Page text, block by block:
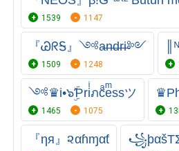
1539 1147
『ᏊᖇᎦ』༺a̶n̶d̶r̶i̶༻
1509 1248
༺♛i•๖ۣۜƤriͥภcͣeͫssツ
1465 1075
『ηя』૨αɦɱαƭ